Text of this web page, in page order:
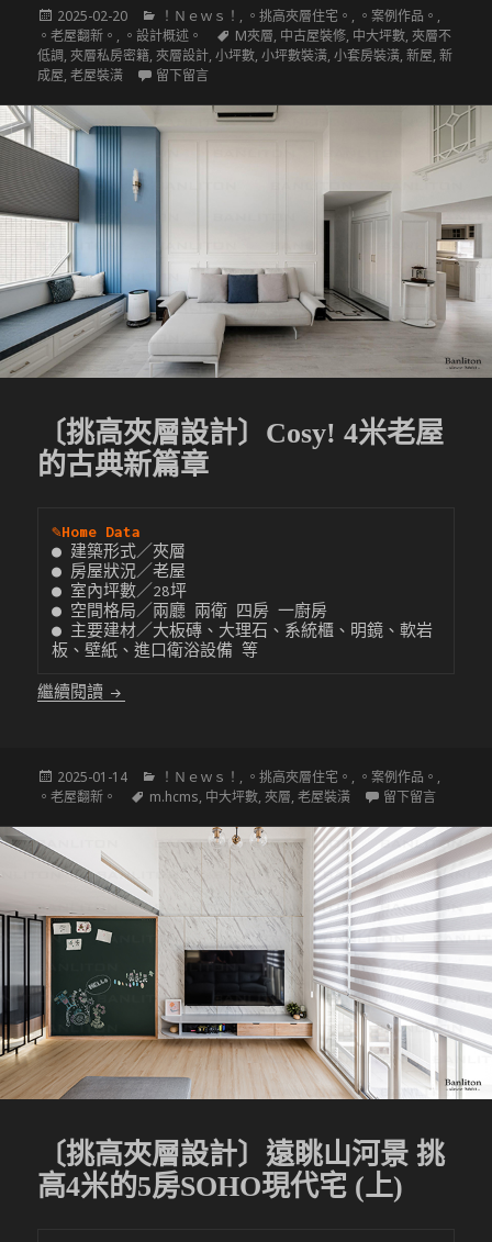
發
佈
於
2025-02-20
分
類
！Ｎｅｗｓ！ , 。挑高夾層住宅。 , 。案例作品。 ,
。老屋翻新。 , 。設計概述。
標
籤
M夾層, 中古屋裝修, 中大坪數,夾層不
低調,夾層私房密籍,夾層設計,小坪數,小坪數裝潢,小套房裝潢,新屋,新
成屋,老屋裝潢 留下留言在 〔挑高夾層設計〕夾層與小宅該如何規劃
〔挑高夾層設計〕Cosy! 4米老屋
的古典新篇章
✎Home Data
● 建築形式／夾層
● 房屋狀況／老屋
● 室內坪數／28坪
● 空間格局／兩廳 兩衛 四房 一廚房
● 主要建材／大板磚、大理石、系統櫃、明鏡、軟岩
板、壁紙、進口衛浴設備 等
繼續閱讀 〔挑高夾層設計〕Cosy! 4米老屋的古典新篇章
發
佈
2025-01-14
分
類
！Ｎｅｗｓ！ , 。挑高夾層住宅。 , 。案例作品。 ,
。老屋翻新。
標
m.hcms, 中大坪數,夾層,老屋裝潢 留下留言在 〔挑
〔挑高夾層設計〕遠眺山河景 挑
高4米的5房SOHO現代宅 (上)